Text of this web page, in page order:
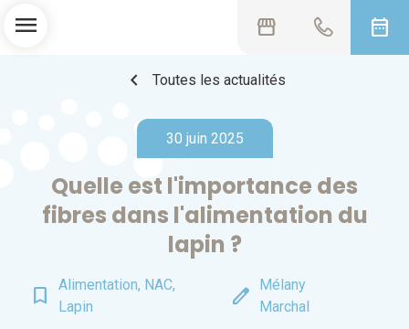
storefront date_range
menu
chevron_left Toutes les actualités
30 juin 2025
Quelle est l'importance des
fibres dans l'alimentation du
lapin ?
bookmark_border
Alimentation, NAC,
Lapin
edit
Mélany
Marchal